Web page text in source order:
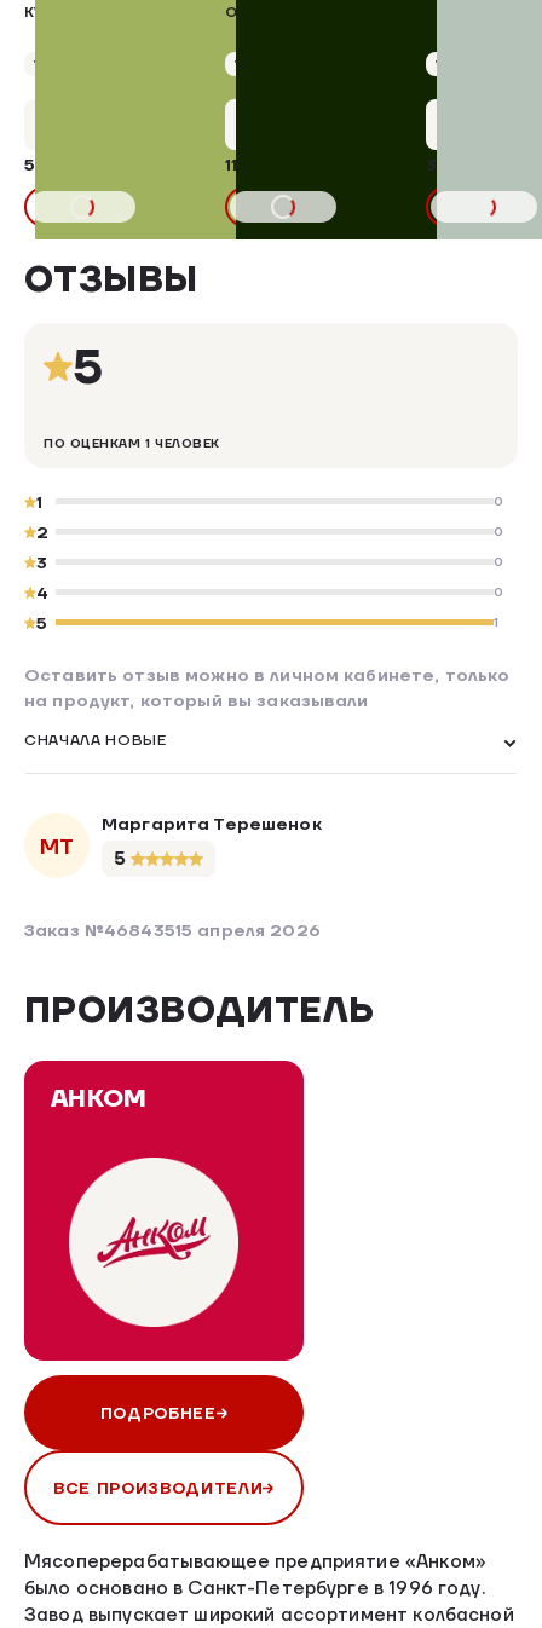
КУРИНАЯ "КАРПАЧЧО"
Упаковка 250 г
544,05 ₽
В КОРЗИНУ
ОРЕХАМИ
Упаковка 100 г
111,25 ₽
В КОРЗИНУ
Упаковка 900 г
332,10 ₽
В КОРЗИНУ
ОТЗЫВЫ
СНАЧАЛА НОВЫЕ
МТ
Маргарита Терешенок
5
Заказ №46843515 апреля 2026
5
ПО ОЦЕНКАМ 1 ЧЕЛОВЕК
1 0
2 0
3 0
4 0
5 1
Оставить отзыв можно в личном кабинете, только
на продукт, который вы заказывали
ПРОИЗВОДИТЕЛЬ
АНКОМ
ПОДРОБНЕЕ
ВСЕ ПРОИЗВОДИТЕЛИ
Мясоперерабатывающее предприятие «Анком»
было основано в Санкт-Петербурге в 1996 году.
Завод выпускает широкий ассортимент колбасной